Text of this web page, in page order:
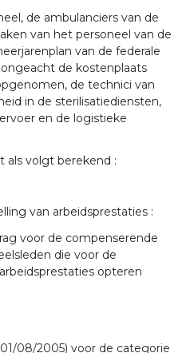
de ambulanciers van de
van het personeel van de
van de federale
de kostenplaats
de technici van
in de sterilisatiediensten,
en de logistieke
als volgt berekend :
van arbeidsprestaties :
voor de compenserende
die voor de
opteren
01/08/2005) voor de categorie